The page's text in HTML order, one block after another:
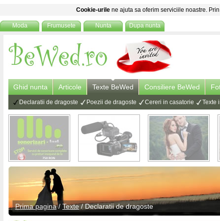
Cookie-urile ne ajuta sa oferim serviciile noastre.
Moda Frumusete Nunta Dupa nunta
Ghid nunta Articole Texte BeWed Consiliere BeWed
Declaratii de dragoste Poezii de dragoste Cereri in casatorie Texte
Prima pagina/ Texte/Declaratii de dragoste